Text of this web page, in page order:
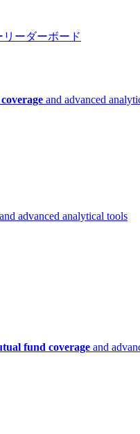
ーダーボード
and advanced
and advanced analytical tools
fund coverage and